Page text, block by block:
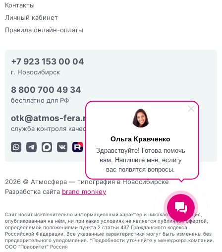
Ольга Кравченко
Здравствуйте! Готова помочь
вам. Напишите мне, если у
вас появятся вопросы.
Контакты
Личный кабинет
Правила онлайн-оплаты
+7 923 153 00 04
г. Новосибирск
8 800 700 49 34
бесплатно для РФ
otk@atmos-fera.ru
служба контроля качества
2026 © Атмосфера — типография в Новосибирске
Разработка сайта brand monkey
Сайт носит исключительно информационный характер и никакая информация,
опубликованная на нём, ни при каких условиях не является публичной офертой,
определяемой положениями пункта 2 статьи 437 Гражданского кодекса
Российской Федерации. Все указанные характеристики могут быть изменены без
предварительного уведомления. *Подробности уточняйте у менеджера компании.
ООО "Приоритет" Россия